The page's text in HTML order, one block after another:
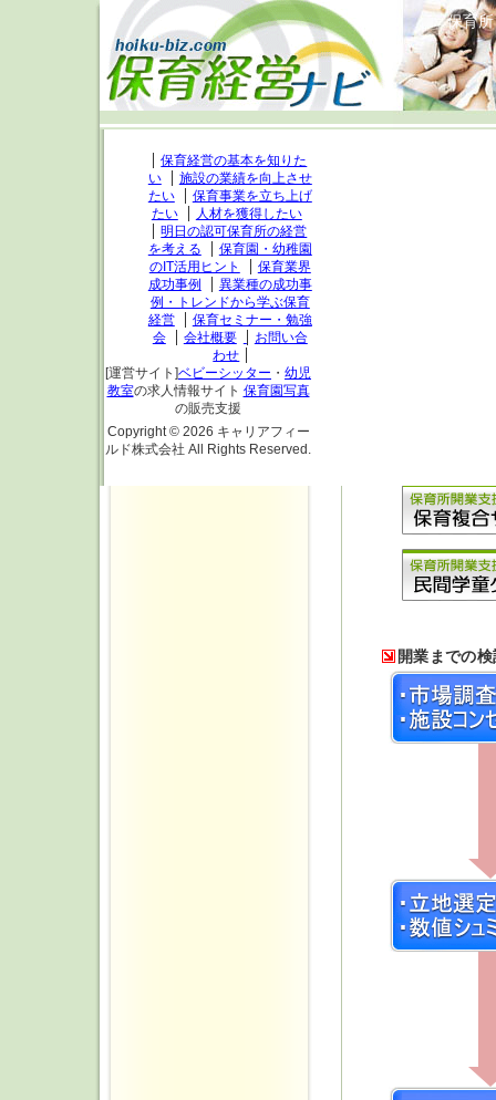
保育
開業までの
保育経営の基本を知りた
い
施設の業績を向上させ
たい
保育事業を立ち上げ
たい
人材を獲得したい
明日の認可保育所の経営
を考える
保育園・幼稚園
のIT活用ヒント
保育業界
成功事例
異業種の成功事
例・トレンドから学ぶ保育
経営
保育セミナー・勉強
会
会社概要
お問い合
わせ
[運営サイト]ベビーシッター ・ 幼児
教室の求人情報サイト 保育園写真
の販売支援
Copyright © 2026 キャリアフィー
ルド株式会社 All Rights Reserved.